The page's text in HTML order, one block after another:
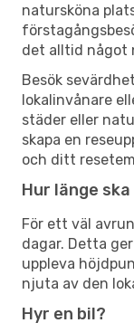
natursköna
det alltid något
Besök
lokalinvånare
städer eller
skapa en
och ditt
Hur länge
För ett väl
dagar. Detta
uppleva
njuta av den
Hyr en bil?